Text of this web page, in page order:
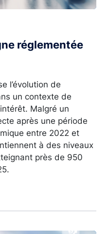
réglementée
l’évolution de
un contexte de
Malgré un
après une période
entre 2022 et
à des niveaux
près de 950